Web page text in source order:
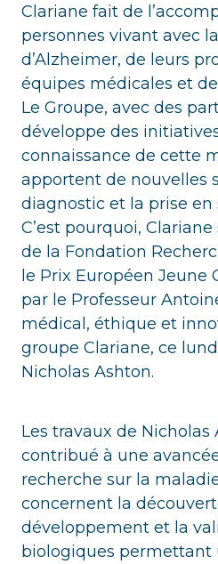
Clariane fait de
personnes vivant avec
d’Alzheimer, de leurs
équipes médicales et
Le Groupe, avec des
développe des
connaissance de cette
apportent de nouvelles
diagnostic et la prise en
C’est pourquoi,
de la Fondation
le Prix Européen Jeune
par le Professeur
médical, éthique et
groupe Clariane, ce
Nicholas Ashton.
Les travaux de Nicholas
contribué à une
recherche sur la
concernent la
développement et la
biologiques permettant